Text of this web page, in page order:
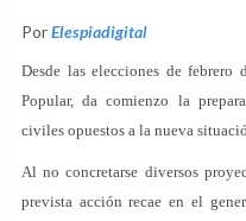
PorElespiadigital
Desde las elecciones de
Popular, da comienzo la
civiles opuestos a la nueva
Al no concretarse diversos
prevista acción recae en el